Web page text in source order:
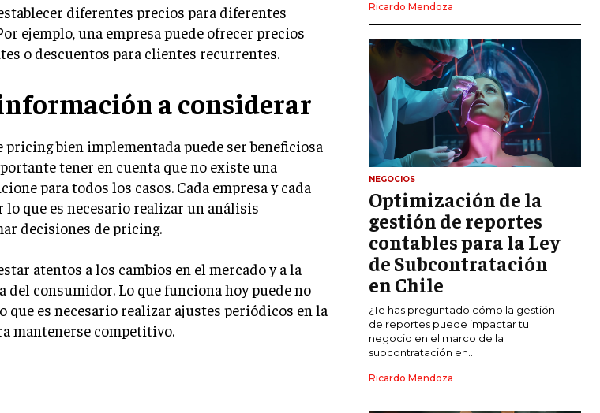
GESTIÓN DE CRISIS EMPRESARIALES
EMPRESAS Y STARTUPS TECNOLÓGICAS
GESTIÓN DE LA EXPERIENCIA DEL
CLIENTE
PROYECTOS
GESTIÓN DE PROYECTOS
GESTIÓN DE OPERACIONES Y CADENA
DE SUMINISTRO
LOGÍSTICA EMPRESARIAL
CALIDAD Y MEJORA CONTINUA
TALENTOS
TALENTO
diferentes precios para diferentes
ejemplo, una empresa puede ofrecer precios
o descuentos para clientes recurrentes.
a considerar
pricing bien implementada puede ser beneficiosa
tener en cuenta que no existe una
para todos los casos. Cada empresa y cada
lo que es necesario realizar un análisis
decisiones de pricing.
atentos a los cambios en el mercado y a la
del consumidor. Lo que funciona hoy puede no
que es necesario realizar ajustes periódicos en la
mantenerse competitivo.
Ricardo Mendoza
NEGOCIOS
Optimización de la
gestión de reportes
contables para la Ley
de Subcontratación
en Chile
¿Te has preguntado cómo la gestión
de reportes puede impactar tu
negocio en el marco de la
subcontratación en...
Ricardo Mendoza